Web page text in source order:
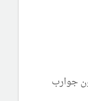
جوارب